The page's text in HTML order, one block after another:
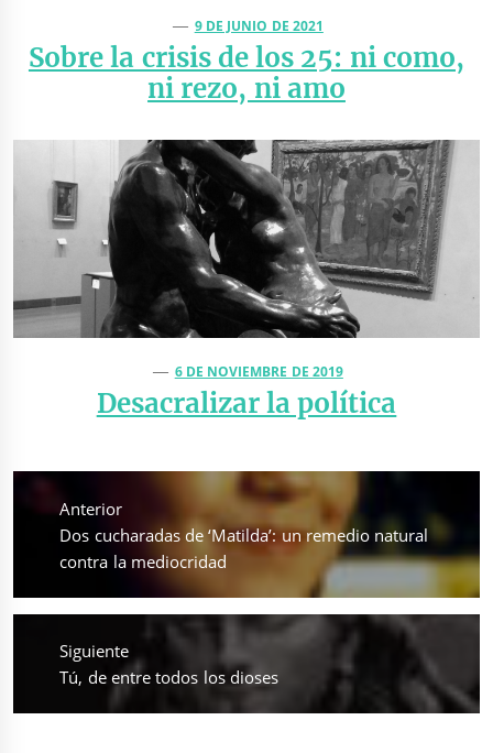
9 DE JUNIO DE 2021
Sobre la crisis de los 25: ni como,
ni rezo, ni amo
6 DE NOVIEMBRE DE 2019
Desacralizar la política
Navegación
entradas
Anterior
Entrada
anterior:
Dos cucharadas de ‘Matilda’: un remedio natural
contra la mediocridad
Siguiente
Entrada
siguiente:
Tú, de entre todos los dioses